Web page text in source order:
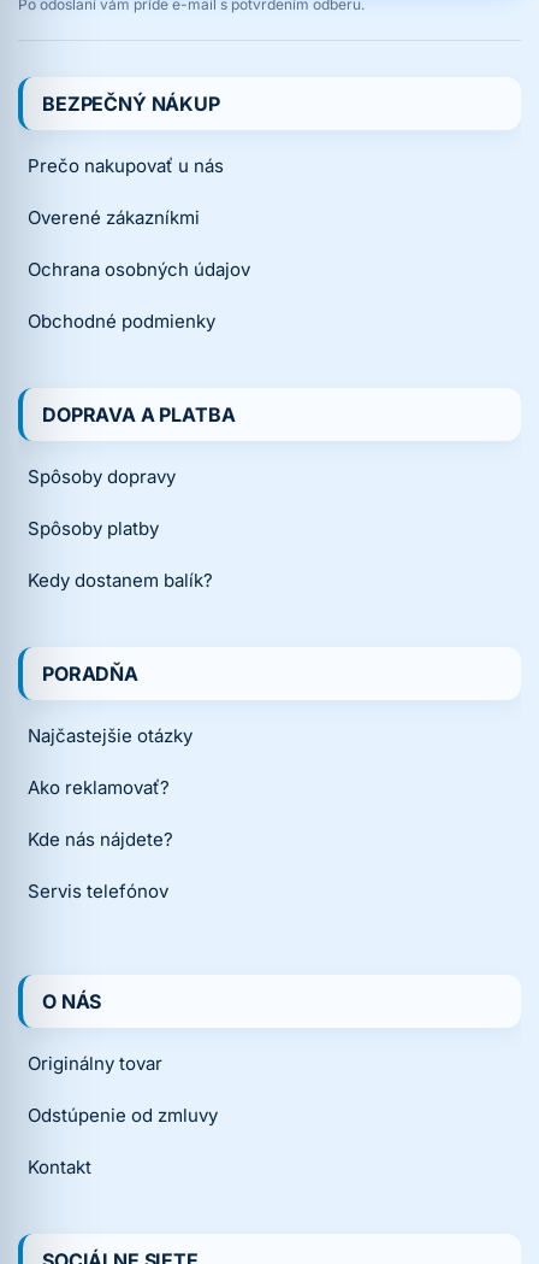
Po odoslaní vám príde e-mail s potvrdením odberu.
BEZPEČNÝ NÁKUP
Prečo nakupovať u nás
Overené zákazníkmi
Ochrana osobných údajov
Obchodné podmienky
DOPRAVA A PLATBA
Spôsoby dopravy
Spôsoby platby
Kedy dostanem balík?
PORADŇA
Najčastejšie otázky
Ako reklamovať?
Kde nás nájdete?
Servis telefónov
O NÁS
Originálny tovar
Odstúpenie od zmluvy
Kontakt